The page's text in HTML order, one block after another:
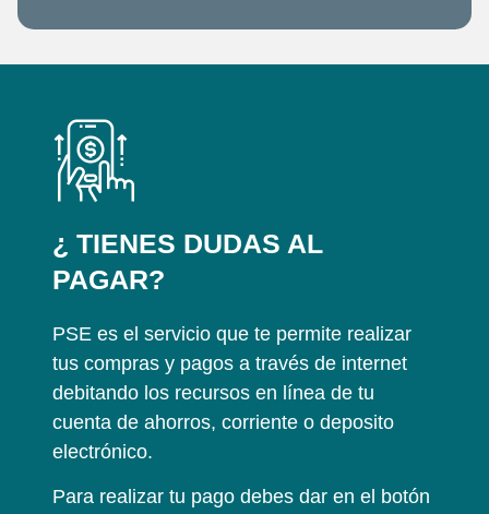
¿ TIENES DUDAS AL
PAGAR?
PSE es el servicio que te permite realizar
tus compras y pagos a través de internet
debitando los recursos en línea de tu
cuenta de ahorros, corriente o deposito
electrónico.
Para realizar tu pago debes dar en el botón